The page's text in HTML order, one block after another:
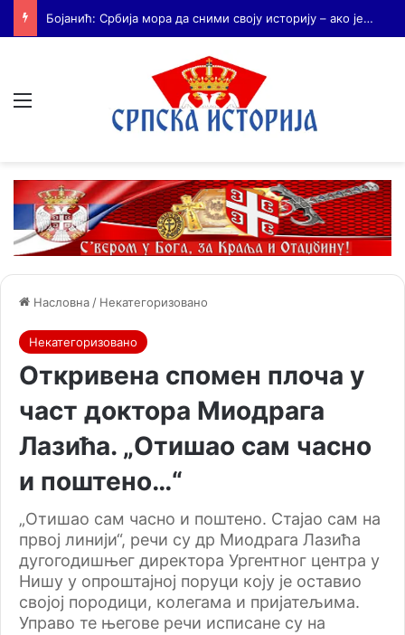
Бојанић: Када се гради – некоме смета. Када се не гради – сви се жале
Насловна / Некатегоризовано
Некатегоризовано
Откривена спомен плоча у
част доктора Миодрага
Лазића. „Отишао сам часно
и поштено…“
„Отишао сам часно и поштено. Стајао сам на
првој линији“, речи су др Миодрага Лазића
дугогодишњег директора Ургентног центра у
Нишу у опроштајној поруци коју је оставио
својој породици, колегама и пријатељима.
Управо те његове речи исписане су на